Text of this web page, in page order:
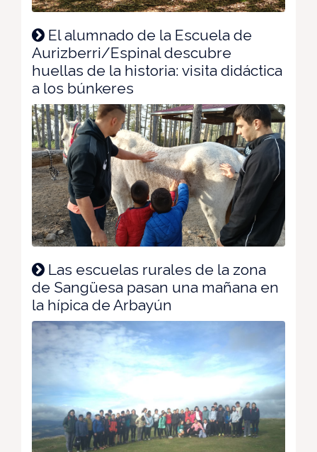
El alumnado de la Escuela de
Aurizberri/Espinal descubre
huellas de la historia: visita didáctica
a los búnkeres
Las escuelas rurales de la zona
de Sangüesa pasan una mañana en
la hípica de Arbayún